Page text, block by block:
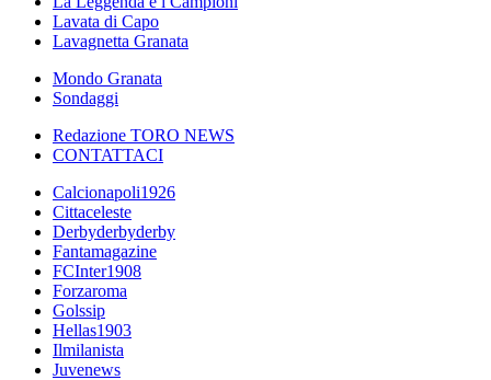
Lavata di Capo
Lavagnetta Granata
Mondo Granata
Sondaggi
Redazione TORO NEWS
CONTATTACI
Calcionapoli1926
Cittaceleste
Derbyderbyderby
Fantamagazine
FCInter1908
Forzaroma
Golssip
Hellas1903
Ilmilanista
Juvenews